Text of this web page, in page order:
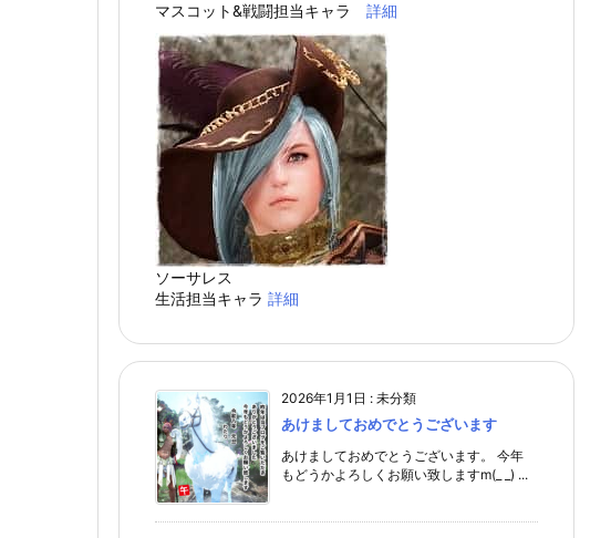
マスコット&戦闘担当キャラ 詳細
ソーサレス
生活担当キャラ 詳細
2026年1月1日 : 未分類
あけましておめでとうございます
あけましておめでとうございます。 今年
もどうかよろしくお願い致しますm(_ _) ...